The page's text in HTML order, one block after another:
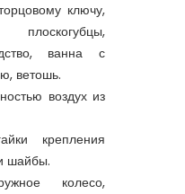
ключу,
ванна с
ветошь.
воздух из
крепления
шайбы.
колесо,